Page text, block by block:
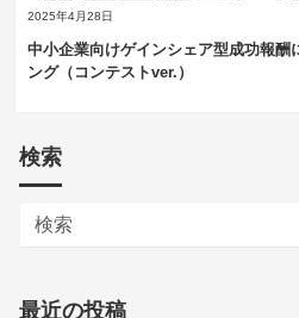
2025年4月28日
中小企業向けゲインシェア型成功報酬
ング（コンテストver.）
検索
最近の投稿